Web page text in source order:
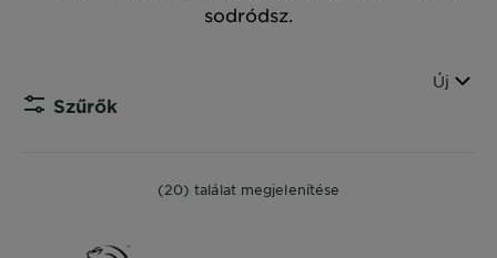
sodródsz.
Szűrők
Sorrend
Új
(20) találat megjelenítése